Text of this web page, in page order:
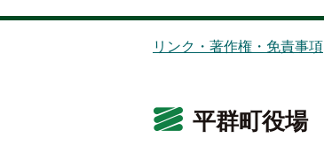
リンク・著作権・免責事項
平群町役場